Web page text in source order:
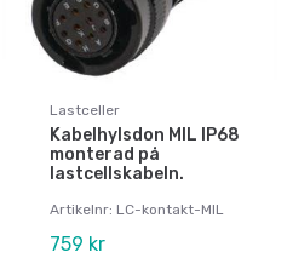
Lastceller
Kabelhylsdon MIL IP68
monterad på
lastcellskabeln.
Artikelnr: LC-kontakt-MIL
759 kr